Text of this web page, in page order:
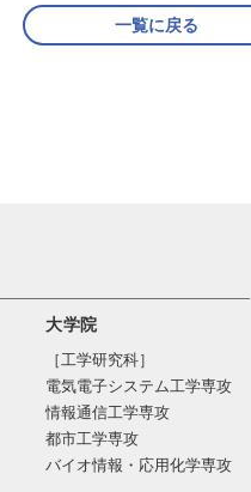
一覧に戻る
大学院
［工学研究科］
電気電⼦システム⼯学専攻
情報通信⼯学専攻
都市⼯学専攻
バイオ情報・応⽤化学専攻